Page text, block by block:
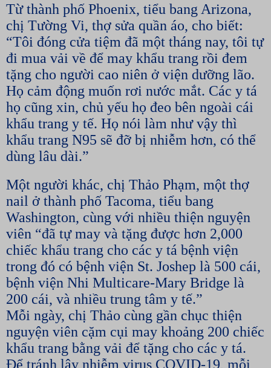
Từ thành phố Phoenix, tiểu bang Arizona,
chị Tường Vi, thợ sửa quần áo, cho biết:
“Tôi đóng cửa tiệm đã một tháng nay, tôi tự
đi mua vải về để may khẩu trang rồi đem
tặng cho người cao niên ở viện dưỡng lão.
Họ cảm động muốn rơi nước mắt. Các y tá
họ cũng xin, chủ yếu họ đeo bên ngoài cái
khẩu trang y tế. Họ nói làm như vậy thì
khẩu trang N95 sẽ đỡ bị nhiễm hơn, có thể
dùng lâu dài.”
Một người khác, chị Thảo Phạm, một thợ
nail ở thành phố Tacoma, tiểu bang
Washington, cùng với nhiều thiện nguyện
viên “đã tự may và tặng được hơn 2,000
chiếc khẩu trang cho các y tá bệnh viện
trong đó có bệnh viện St. Joshep là 500 cái,
bệnh viện Nhi Multicare-Mary Bridge là
200 cái, và nhiều trung tâm y tế.”
Mỗi ngày, chị Thảo cùng gần chục thiện
nguyện viên cặm cụi may khoảng 200 chiếc
khẩu trang bằng vải để tặng cho các y tá.
Để tránh lây nhiễm virus COVID-19, mỗi